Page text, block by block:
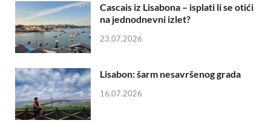
Cascais iz Lisabona – isplati li se otići
na jednodnevni izlet?
23.07.2026
Lisabon: šarm nesavršenog grada
16.07.2026